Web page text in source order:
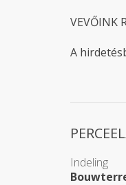
VEVŐINK
A
Indeling